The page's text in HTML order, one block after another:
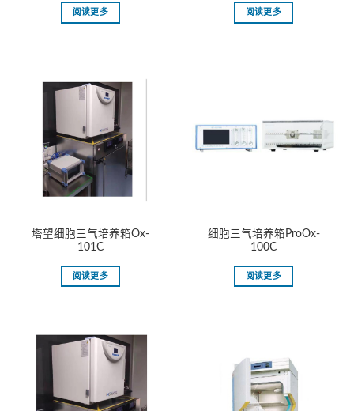
阅读更多 阅读更多
塔望细胞三气培养箱Ox-
101C
阅读更多
细胞三气培养箱ProOx-
100C
阅读更多